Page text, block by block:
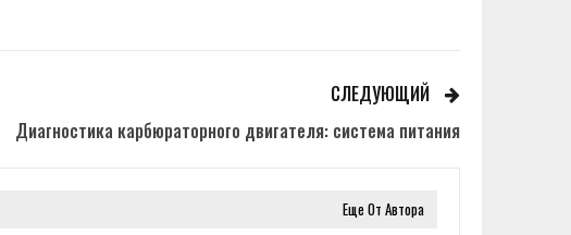
СЛЕДУЮЩИЙ
Диагностика карбюраторного двигателя: система питания
Еще От Автора